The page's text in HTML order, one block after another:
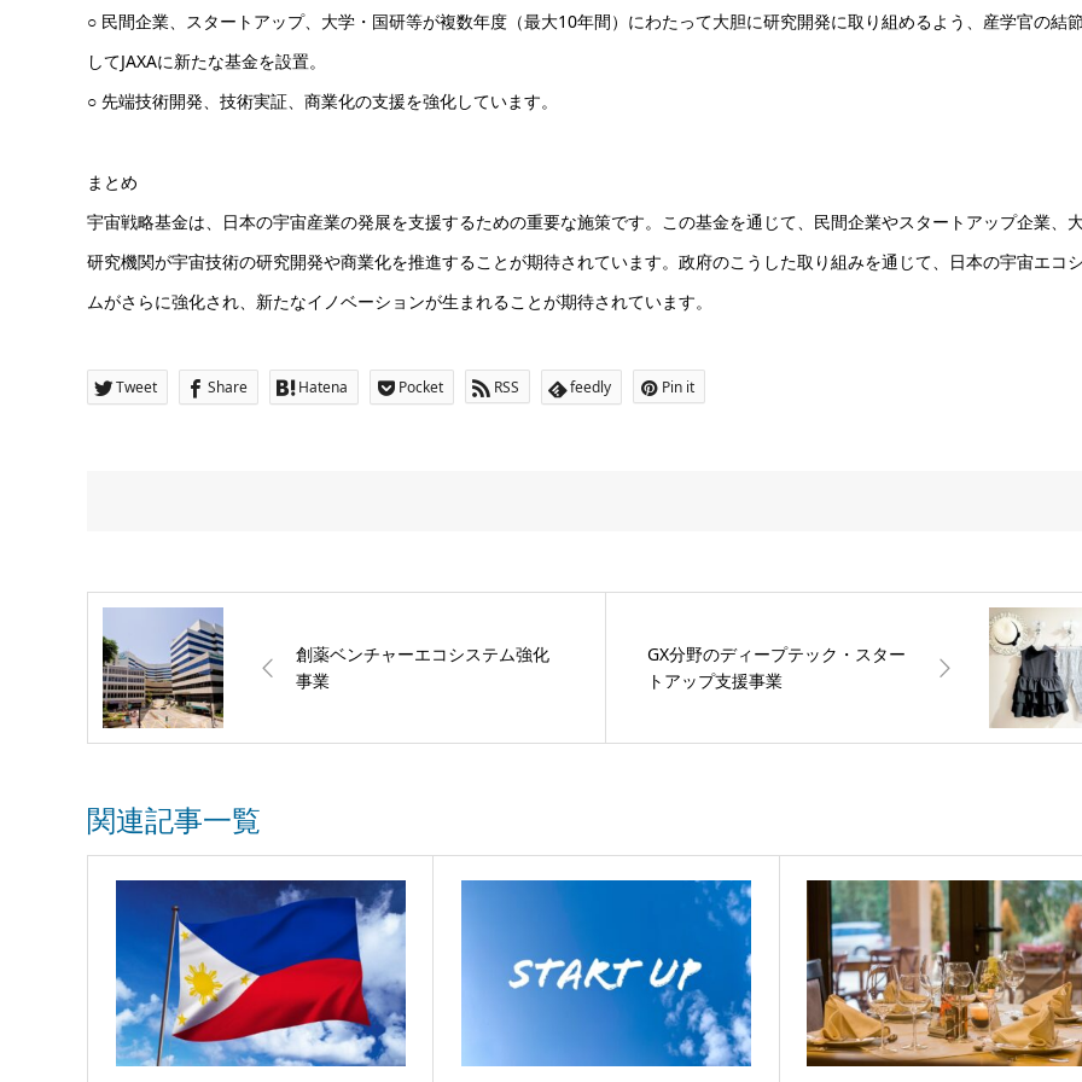
○ 民間企業、スタートアップ、大学・国研等が複数年度（最大10年間）にわたって大胆に研究開発に取り組めるよう、産学官の結
してJAXAに新たな基金を設置。
○ 先端技術開発、技術実証、商業化の支援を強化しています。
まとめ
宇宙戦略基金は、日本の宇宙産業の発展を支援するための重要な施策です。この基金を通じて、民間企業やスタートアップ企業、
研究機関が宇宙技術の研究開発や商業化を推進することが期待されています。政府のこうした取り組みを通じて、日本の宇宙エコ
ムがさらに強化され、新たなイノベーションが生まれることが期待されています。
Tweet Share Hatena Pocket RSS feedly Pin it
創薬ベンチャーエコシステム強化
事業
GX分野のディープテック・スター
トアップ支援事業
関連記事一覧